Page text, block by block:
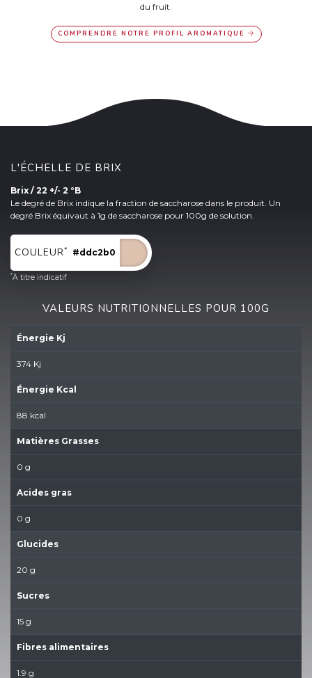
du fruit.
COMPRENDRE NOTRE PROFIL AROMATIQUE
L'ÉCHELLE DE BRIX
Brix / 22 +/- 2 °B
Le degré de Brix indique la fraction de saccharose dans le produit. Un
degré Brix équivaut à 1g de saccharose pour 100g de solution.
COULEUR* #ddc2b0
*À titre indicatif
VALEURS NUTRITIONNELLES POUR 100G
Énergie Kj
374 Kj
Énergie Kcal
88 kcal
Matières Grasses
0 g
Acides gras
0 g
Glucides
20 g
Sucres
15 g
Fibres alimentaires
1.9 g